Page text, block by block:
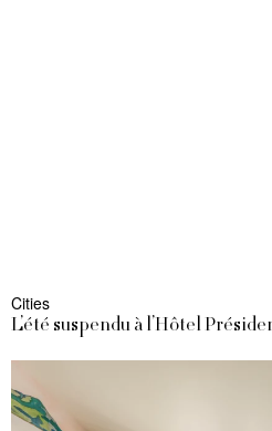
Cities
L’été suspendu à l’Hôtel